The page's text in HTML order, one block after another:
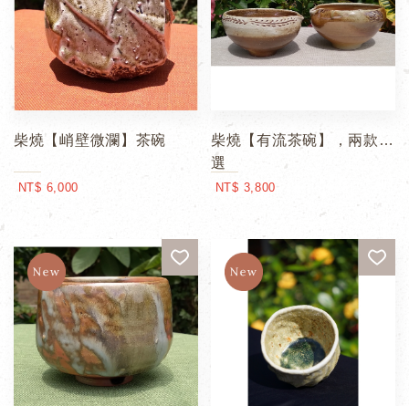
柴燒【峭壁微瀾】茶碗
NT$ 6,000
柴燒【有流茶碗】，兩款可
選
NT$ 3,800